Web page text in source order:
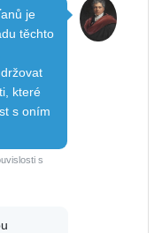
je
těchto
které
s oním
s